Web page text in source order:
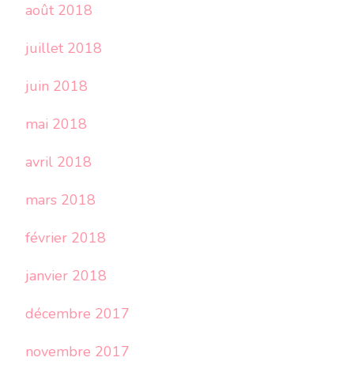
août 2018
juillet 2018
juin 2018
mai 2018
avril 2018
mars 2018
février 2018
janvier 2018
décembre 2017
novembre 2017